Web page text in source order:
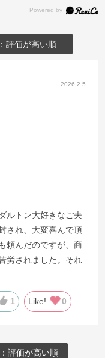
評価が高い順
2026.2.5
ルトン大好きなご夫
され、大変喜んで頂
頼んだのですが、商
労されました。それ
1 Like! 0
評価が高い順